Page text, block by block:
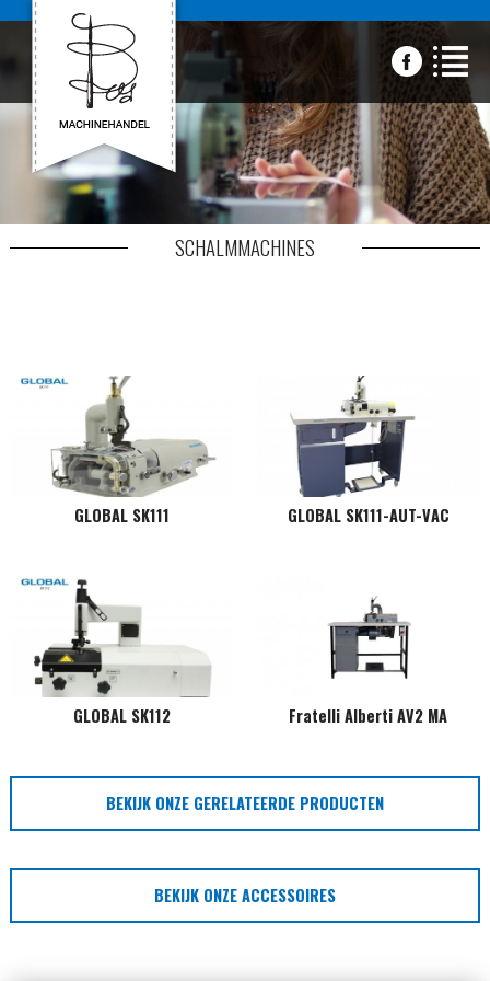
SCHALMMACHINES
GLOBAL SK111 GLOBAL SK111-AUT-VAC
GLOBAL SK112 Fratelli Alberti AV2 MA
BEKIJK ONZE GERELATEERDE PRODUCTEN
BEKIJK ONZE ACCESSOIRES